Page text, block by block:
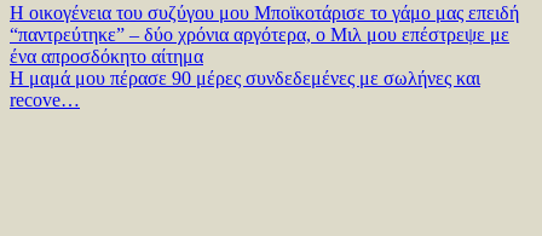
Η οικογένεια του συζύγου μου Μποϊκοτάρισε το γάμο μας επειδή
“παντρεύτηκε” – δύο χρόνια αργότερα, ο Μιλ μου επέστρεψε με
ένα απροσδόκητο αίτημα
Η μαμά μου πέρασε 90 μέρες συνδεδεμένες με σωλήνες και
recove…